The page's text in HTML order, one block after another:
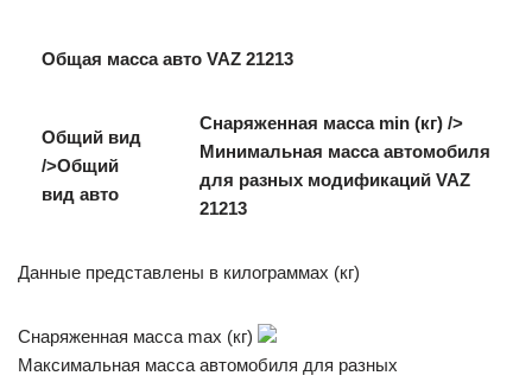
Общая масса авто VAZ 21213
Общий вид
/>Общий
вид авто
Снаряженная масса min (кг) />
Минимальная масса автомобиля
для разных модификаций VAZ
21213
Данные представлены в килограммах (кг)
Снаряженная масса max (кг)
Максимальная масса автомобиля для разных